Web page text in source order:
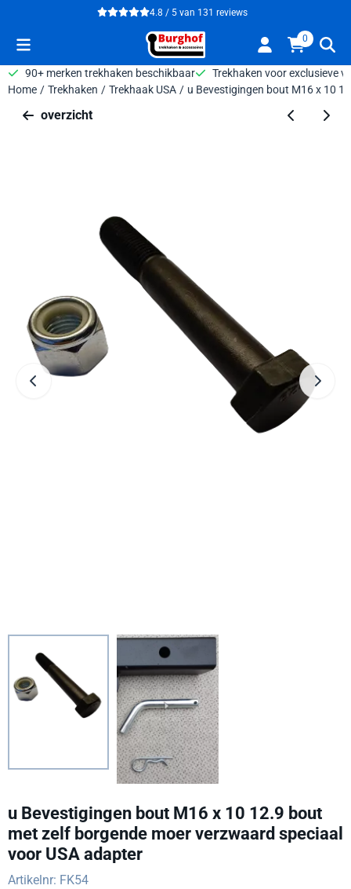
Cookievoorkeuren zijn beschikbaar. Kies instellingen of sta alle
4.8 / 5 van 131 reviews
0
90+ merken trekhaken beschikbaar
Trekhaken voor exclusieve
Home / Trekhaken / Trekhaak USA / u Bevestigingen bout M16 x 10
overzicht
u Bevestigingen bout M16 x 10 12.9 bout
met zelf borgende moer verzwaard speciaal
voor USA adapter
Artikelnr: FK54